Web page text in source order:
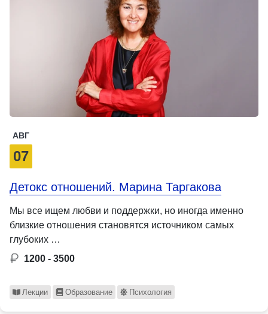
АВГ
07
Детокс отношений. Марина Таргакова
Мы все ищем любви и поддержки, но иногда именно
близкие отношения становятся источником самых
глубоких …
1200 - 3500
Лекции Образование Психология